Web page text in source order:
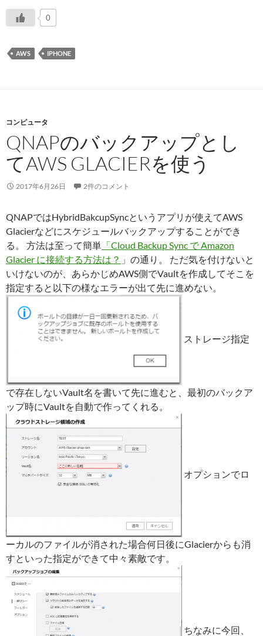
0
AWS IPHONE
コンピュータ
QNAPのバックアップとし
てAWS GLACIERを使う
2017年6月26日 2件のコメント
QNAPではHybridBakcupSyncというアプリが使えてAWS
Glacierなどにスケジュールバックアップすることができ
る。 方法は至って簡単 「Cloud Backup Sync で Amazon
Glacier に接続する方法は？ 」の通り。 ただ気を付けないと
いけないのが、あらかじめAWS側でVaultを作成してそこを
指定すると以下の様なエラーが出て先に進めない。
ストレージ指定
で存在しないVault名を書いて先に進むと、最初のバックア
ップ時にVaultを自動で作ってくれる。
オプションでロ
ーカルのファイルが消された場合何日後にGlacierからも消
すといった指定ができて中々素敵です。
ちなみに今回、